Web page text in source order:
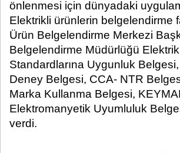
önlenmesi için dünyadaki
Elektrikli ürünlerin belgelendirme
Ürün Belgelendirme Merkezi
Belgelendirme Müdürlüğü
Standardlarına Uygunluk
Deney Belgesi, CCA- NTR
Marka Kullanma Belgesi,
Elektromanyetik Uyumluluk
verdi.